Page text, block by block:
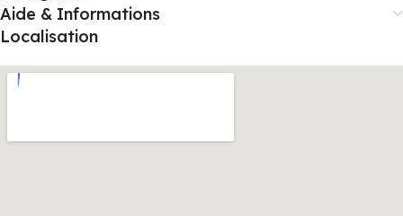
Aide & Informations
Localisation